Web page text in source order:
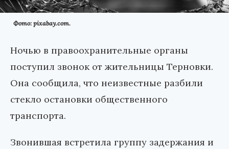
Фото: pixabay.com.
Ночью в правоохранительные органы
поступил звонок от жительницы Терновки.
Она сообщила, что неизвестные разбили
стекло остановки общественного
транспорта.
Звонившая встретила группу задержания и